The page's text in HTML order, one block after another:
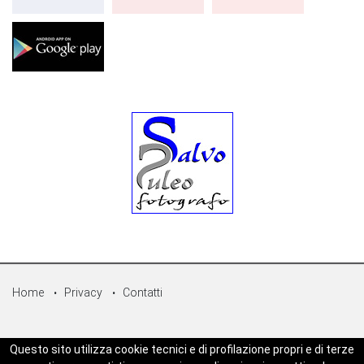
Home Privacy Contatti
© Copyright 2026 - Sicilpress Publisher soc.coop - P.Iva:
07050860829 - WEBSICILIANEWS è una testata registrata - Aut. del
Questo sito utilizza cookie tecnici e di profilazione propri e di terze